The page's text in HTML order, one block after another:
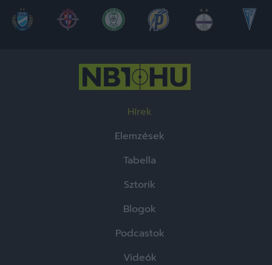
Hírek
Elemzések
Tabella
Sztorik
Blogok
Podcastok
Videók